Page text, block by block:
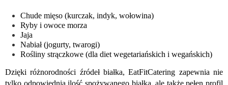
Chude mięso (kurczak, indyk, wołowina)
Ryby i owoce morza
Jaja
Nabiał (jogurty, twarogi)
Rośliny strączkowe (dla diet wegetariańskich i wegańskich)
Dzięki różnorodności źródeł białka, EatFitCatering zapewnia nie
tylko odpowiednią ilość spożywanego białka, ale także pełen profil